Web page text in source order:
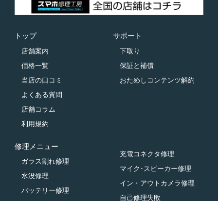
トップ
店舗案内
価格一覧
当店の口コミ
よくある質問
店舗コラム
利用規約
サポート
下取り
保証と補償
おためしコンテンツ解約
修理メニュー
ガラス割れ修理
水没修理
バッテリー修理
充電コネクタ修理
マイク･スピーカー修理
イン・アウトカメラ修理
自己修理失敗